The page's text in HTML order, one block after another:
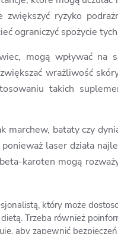
ryzyko
ograniczyć spożycie
mogą wpływać na
wrażliwość
takich
bataty czy
laser działa
karoten mogą
który może
Trzeba również
aby zapewnić